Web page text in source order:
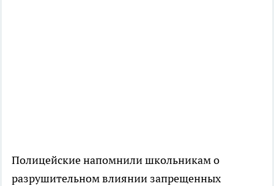
Полицейские напомнили школьникам о
разрушительном влиянии запрещенных